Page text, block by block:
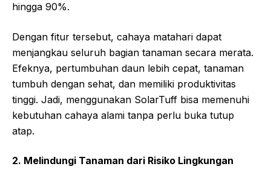
hingga 90%.
Dengan fitur tersebut, cahaya matahari dapat
menjangkau seluruh bagian tanaman secara merata.
Efeknya, pertumbuhan daun lebih cepat, tanaman
tumbuh dengan sehat, dan memiliki produktivitas
tinggi. Jadi, menggunakan SolarTuff bisa memenuhi
kebutuhan cahaya alami tanpa perlu buka tutup
atap.
2. Melindungi Tanaman dari Risiko Lingkungan